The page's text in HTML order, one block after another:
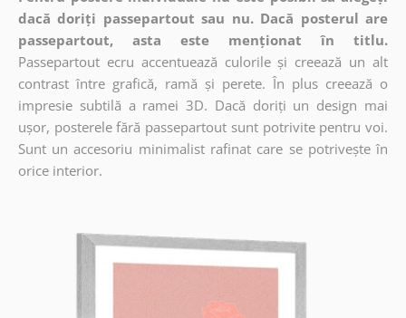
dacă doriți passepartout sau nu. Dacă posterul are
passepartout, asta este menționat în titlu.
Passepartout ecru accentuează culorile și creează un alt
contrast între grafică, ramă și perete. În plus creează o
impresie subtilă a ramei 3D. Dacă doriți un design mai
ușor, posterele fără passepartout sunt potrivite pentru voi.
Sunt un accesoriu minimalist rafinat care se potrivește în
orice interior.